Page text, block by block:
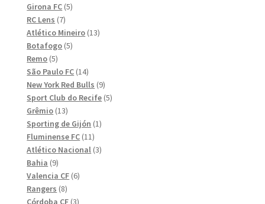
Girona FC 55
RC Lens 77
produkter
Atlético Mineiro 1313
Botafogo 55
Remo 55
produkter
São Paulo FC 1414
produkter
New York Red Bulls 99
produkter
Sport Club do Recife 55
Grêmio 1313
produkter
Sporting de Gijón 11
Fluminense FC 1111
produkter
Atlético Nacional 33
Bahia 99
produkter
Valencia CF 66
Rangers 88
produkter
Córdoba CF 33